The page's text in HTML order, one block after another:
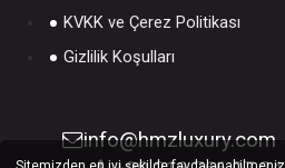
KVKK ve Çerez Politikası
Gizlilik Koşulları
info@hmzluxury.com